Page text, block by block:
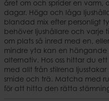
året om och sprider en varm,
dagar. Höga och låga
blandad mix efter personligt
behöver ljushållare och varje
om plats så inred med en,
mindre yta kan en hängande
alternativ. Hos oss hittar du
med allt från stilrena
smide och trä. Matcha med
för att hitta den rätta